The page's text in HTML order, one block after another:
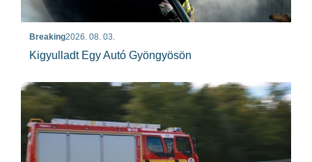
Breaking2026. 08. 03.
Kigyulladt Egy Autó Gyöngyösön